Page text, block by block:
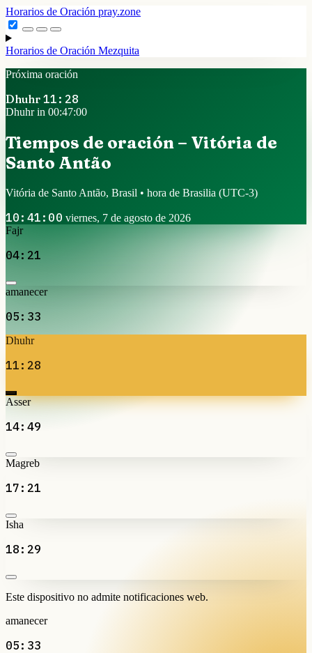
Horarios de Oración pray.zone
Horarios de Oración Mezquita
Próxima oración
Dhuhr 11:28
Dhuhr in 00:47:00
Tiempos de oración – Vitória de
Santo Antão
Vitória de Santo Antão, Brasil • hora de Brasilia (UTC-3)
10:41:00 viernes, 7 de agosto de 2026
Fajr
04:21
amanecer
05:33
Dhuhr
11:28
Asser
14:49
Magreb
17:21
Isha
18:29
Este dispositivo no admite notificaciones web.
amanecer
05:33